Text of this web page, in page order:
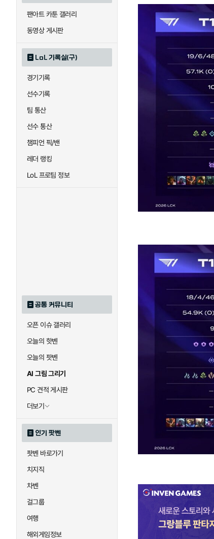
팬아트 카툰 갤러리
동영상 게시판
LoL 기록실(구)
경기기록
선수기록
팀 통산
선수 통산
챔피언 픽/밴
레더 랭킹
LoL 프로팀 정보
공통 커뮤니티
오픈 이슈 갤러리
오늘의 핫벤
오늘의 팟벤
AI 그림 그리기
PC 견적 게시판
더보기
인기 팟벤
팟벤 바로가기
치지직
차벤
걸그룹
여행
해외게임정보